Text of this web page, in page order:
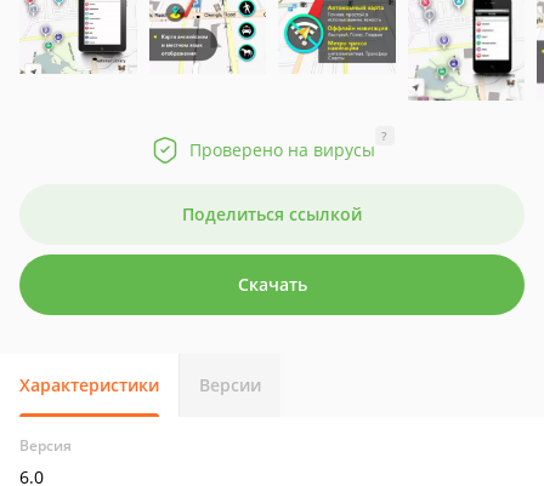
Проверено на вирусы
?
Поделиться ссылкой
Скачать
Характеристики Версии
Версия
6.0